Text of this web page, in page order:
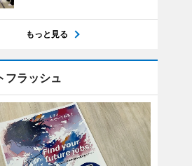
もっと見る
フラッシュ